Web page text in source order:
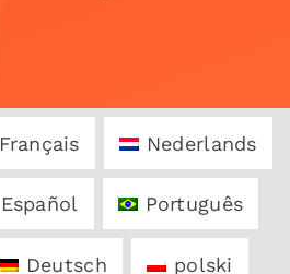
Français Nederlands
Español Português
Deutsch polski